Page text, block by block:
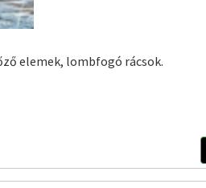
elemek, lombfogó rácsok.